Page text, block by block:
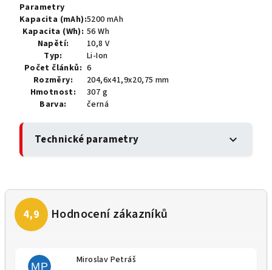
Parametry
Kapacita (mAh):5200 mAh
Kapacita (Wh): 56 Wh
Napětí:
10,8 V
Typ:
Li-Ion
Počet článků: 6
Rozměry:
204,6x41,9x20,75 mm
Hmotnost:
307 g
Barva:
černá
Technické parametry expand_more
MP
Miroslav Petráš